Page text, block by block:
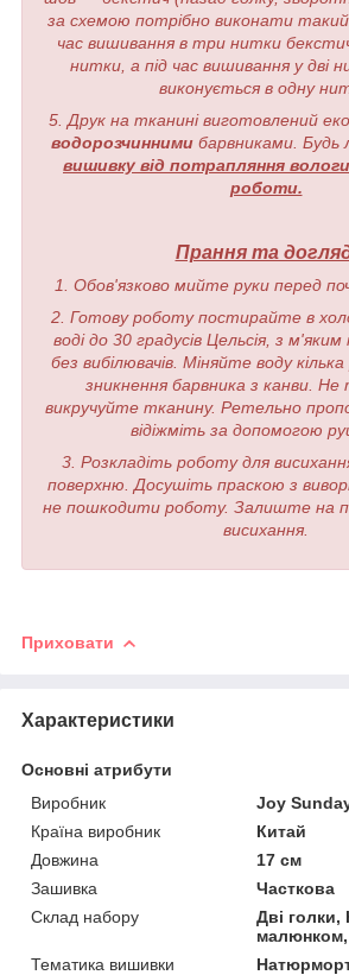
за схемою потрібно виконати такий
час вишивання в три нитки
нитки, а під час вишивання у дві
виконується в одну
5. Друк на тканині виготовлений
водорозчинними барвниками. Будь
вишивку від потрапляння вологи
роботи.
Прання та
1. Обов'язково мийте руки перед
2. Готову роботу постирайте в
воді до 30 градусів Цельсія, з
без вибілювачів. Міняйте воду
зникнення барвника з канви.
викручуйте тканину. Ретельно
відіжміть за допомогою
3. Розкладіть роботу для
поверхню. Досушіть праскою з
не пошкодити роботу. Залиште на
висихання.
Приховати
Характеристики
Основні атрибути
Виробник
Joy
Країна виробник
Китай
Довжина
17 см
Зашивка
Часткова
Склад набору
Дві голки,
малюнком,
Тематика вишивки